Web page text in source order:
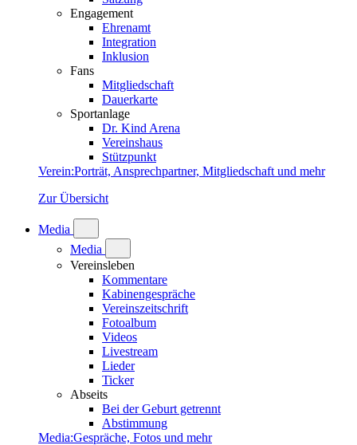
Engagement
Ehrenamt
Integration
Inklusion
Fans
Mitgliedschaft
Dauerkarte
Sportanlage
Dr. Kind Arena
Vereinshaus
Stützpunkt
Verein:Porträt, Ansprechpartner, Mitgliedschaft und mehr
Zur Übersicht
Media
Media
Vereinsleben
Kommentare
Kabinengespräche
Vereinszeitschrift
Fotoalbum
Videos
Livestream
Lieder
Ticker
Abseits
Bei der Geburt getrennt
Abstimmung
Media:Gespräche, Fotos und mehr